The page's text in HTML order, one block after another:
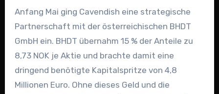
Anfang Mai ging Cavendish eine strategische
Partnerschaft mit der österreichischen BHDT
GmbH ein. BHDT übernahm 15 % der Anteile zu
8,73 NOK je Aktie und brachte damit eine
dringend benötigte Kapitalspritze von 4,8
Millionen Euro. Ohne dieses Geld und die